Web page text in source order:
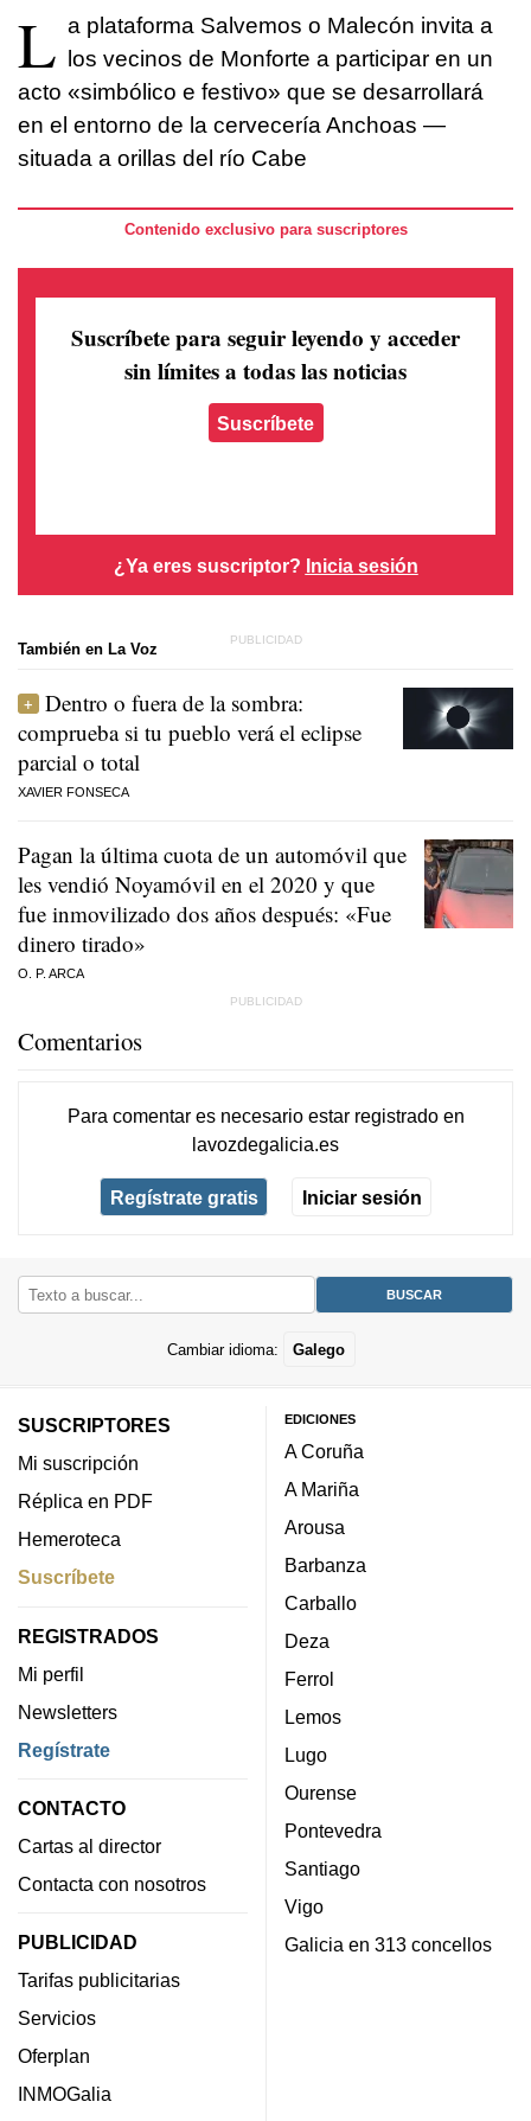
L a plataforma Salvemos o Malecón invita a
los vecinos de Monforte a participar en un
acto «simbólico e festivo» que se desarrollará
en el entorno de la cervecería Anchoas —
situada a orillas del río Cabe
Contenido exclusivo para suscriptores
Suscríbete para seguir leyendo y acceder
sin límites a todas las noticias
Suscríbete
¿Ya eres suscriptor? Inicia sesión
También en La Voz
Dentro o fuera de la sombra:
comprueba si tu pueblo verá el eclipse
parcial o total
XAVIER FONSECA
Pagan la última cuota de un automóvil que
les vendió Noyamóvil en el 2020 y que
fue inmovilizado dos años después: «Fue
dinero tirado»
O. P. ARCA
Comentarios
Para comentar es necesario estar registradoen
lavozdegalicia.es
Regístrate gratis Iniciar sesión
Cambiar idioma: Galego
SUSCRIPTORES
Mi suscripción
Réplica en PDF
Hemeroteca
Suscríbete
REGISTRADOS
Mi perfil
Newsletters
Regístrate
CONTACTO
Cartas al director
Contacta con nosotros
PUBLICIDAD
Tarifas publicitarias
Servicios
Oferplan
INMOGalia
EDICIONES
A Coruña
A Mariña
Arousa
Barbanza
Carballo
Deza
Ferrol
Lemos
Lugo
Ourense
Pontevedra
Santiago
Vigo
Galicia en 313 concellos